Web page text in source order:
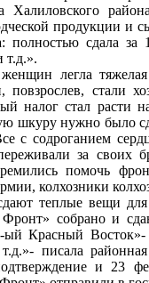
Халиловского
продукции и
полностью сдала за
т.д.».
легла
повзрослев, стали
налог стал расти
шкуру нужно было
с содроганием
за своих
помочь
колхозники
теплые вещи
собрано и
ый Красный Восток»-
писала
и 23